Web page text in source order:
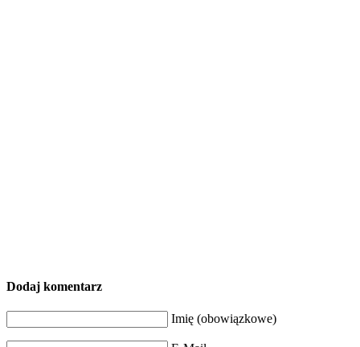
Dodaj komentarz
Imię (obowiązkowe)